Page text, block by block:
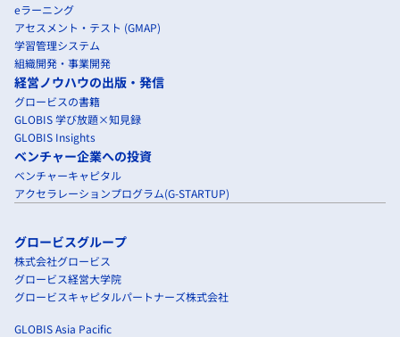
eラーニング
アセスメント・テスト (GMAP)
学習管理システム
組織開発・事業開発
経営ノウハウの出版・発信
グロービスの書籍
GLOBIS 学び放題×知見録
GLOBIS Insights
ベンチャー企業への投資
ベンチャーキャピタル
アクセラレーションプログラム(G-STARTUP)
グロービスグループ
株式会社グロービス
グロービス経営大学院
グロービスキャピタルパートナーズ株式会社
GLOBIS Asia Pacific